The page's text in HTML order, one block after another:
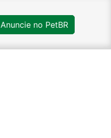
Anuncie no PetBR